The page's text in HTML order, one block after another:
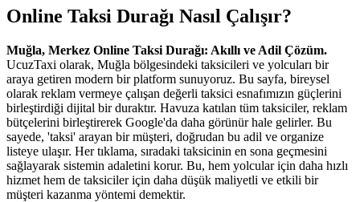
Online Taksi Durağı Nasıl Çalışır?
Muğla, Merkez Online Taksi Durağı: Akıllı ve Adil Çözüm.
UcuzTaxi olarak, Muğla bölgesindeki taksicileri ve yolcuları bir
araya getiren modern bir platform sunuyoruz. Bu sayfa, bireysel
olarak reklam vermeye çalışan değerli taksici esnafımızın güçlerini
birleştirdiği dijital bir duraktır. Havuza katılan tüm taksiciler, reklam
bütçelerini birleştirerek Google'da daha görünür hale gelirler. Bu
sayede, 'taksi' arayan bir müşteri, doğrudan bu adil ve organize
listeye ulaşır. Her tıklama, sıradaki taksicinin en sona geçmesini
sağlayarak sistemin adaletini korur. Bu, hem yolcular için daha hızlı
hizmet hem de taksiciler için daha düşük maliyetli ve etkili bir
müşteri kazanma yöntemi demektir.